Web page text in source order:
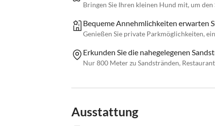
Bringen Sie Ihren kleinen Hund mit, um
Bequeme Annehmlichkeiten erwarten
Genießen Sie private Parkmöglichkeiten,
Erkunden Sie die nahegelegenen
Nur 800 Meter zu Sandstränden,
Ausstattung